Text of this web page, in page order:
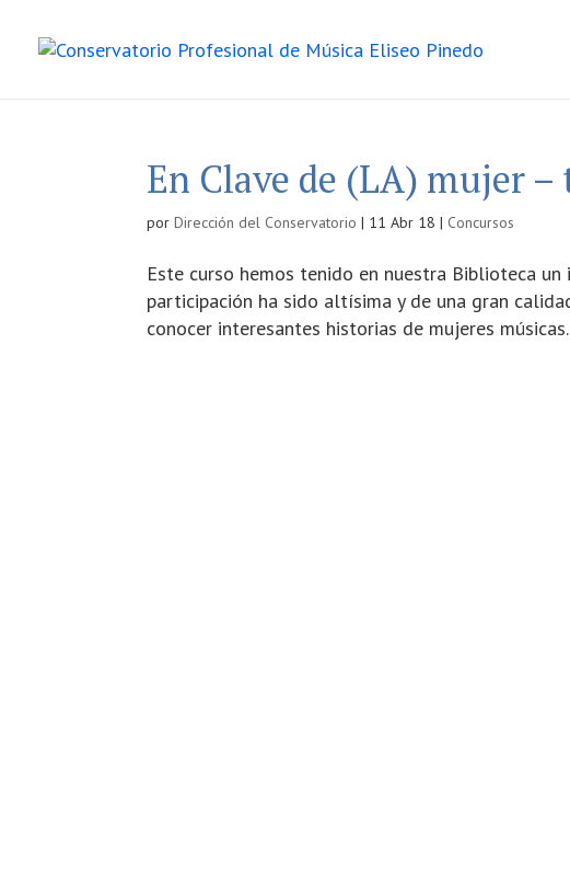
En Clave de (LA) mujer –
porDirección del Conservatorio | 11 Abr 18 | Concursos
Este curso hemos tenido en nuestra Biblioteca
participación ha sido altísima y de una gran
conocer interesantes historias de mujeres